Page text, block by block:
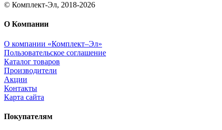
© Комплект-Эл, 2018-2026
О Компании
О компании «Комплект–Эл»
Пользовательское соглашение
Каталог товаров
Производители
Акции
Контакты
Карта сайта
Покупателям